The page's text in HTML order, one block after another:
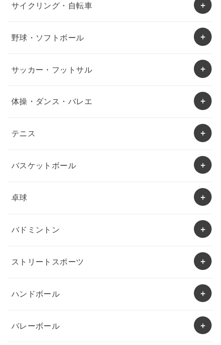
サイクリング・自転車
野球・ソフトボール
サッカー・フットサル
体操・ダンス・バレエ
テニス
バスケットボール
卓球
バドミントン
ストリートスポーツ
ハンドボール
バレーボール